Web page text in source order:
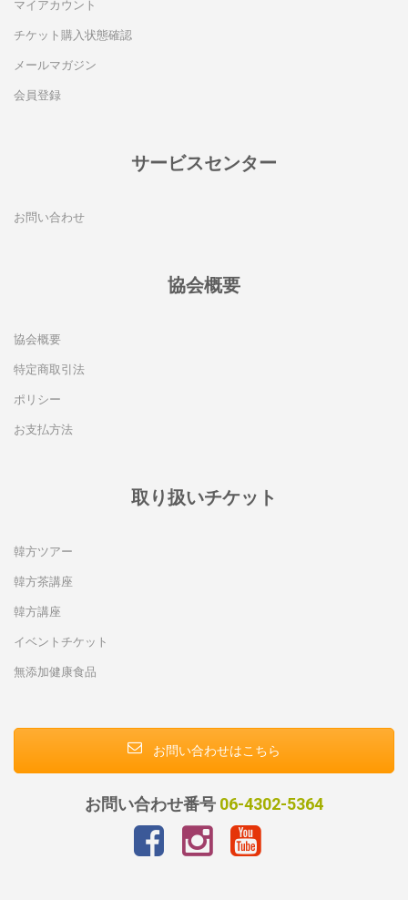
おうち韓方®アドバイザー認定
¥5,000
マイアカウント
チケット購入状態確認
メールマガジン
会員登録
サービスセンター
お問い合わせ
協会概要
協会概要
特定商取引法
ポリシー
お支払方法
取り扱いチケット
韓方ツアー
韓方茶講座
韓方講座
イベントチケット
無添加健康食品
お問い合わせはこちら
お問い合わせ番号 06-4302-5364